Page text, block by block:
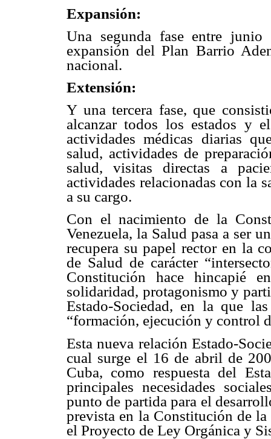
Expansión:
Una segunda fase entre
expansión del Plan Barrio
nacional.
Extensión:
Y una tercera fase, que
alcanzar todos los estados y
actividades médicas diarias
salud, actividades de
salud, visitas directas a
actividades relacionadas con la
a su cargo.
Con el nacimiento de la
Venezuela, la Salud pasa a ser
recupera su papel rector en la
de Salud de carácter
Constitución hace hincapié
solidaridad, protagonismo y
Estado-Sociedad, en la que
“formación, ejecución y control
Esta nueva relación Estado-
cual surge el 16 de abril de
Cuba, como respuesta del
principales necesidades
punto de partida para el
prevista en la Constitución de
el Proyecto de Ley Orgánica y